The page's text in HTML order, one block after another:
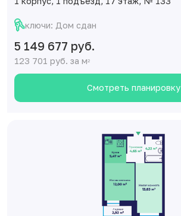
ключи: Дом сдан
5 149 677 руб.
123 701 руб. за м2
Смотреть планировку